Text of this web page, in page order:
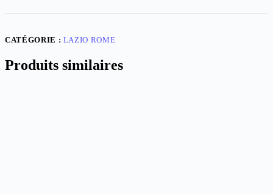
Italia
CATÉGORIE : LAZIO ROME
Produits similaires